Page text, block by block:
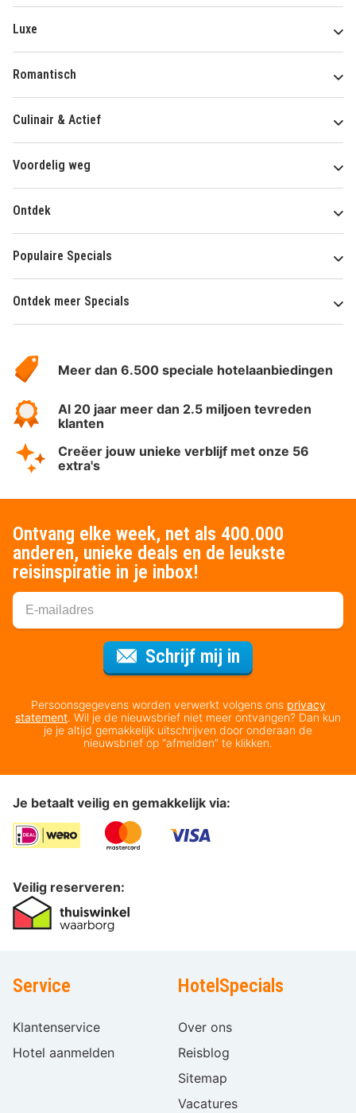
Luxe
Romantisch
Culinair & Actief
Voordelig weg
Ontdek
Populaire Specials
Ontdek meer Specials
HotelSpecials
Meer dan 6.500 speciale hotelaanbiedingen
Al 20 jaar meer dan 2.5 miljoen tevreden
klanten
Creëer jouw unieke verblijf met onze 56
extra's
Ontvang elke week, net als 400.000
anderen, unieke deals en de leukste
reisinspiratie in je inbox!
Schrijf mij in
Persoonsgegevens worden verwerkt volgens ons privacy
statement. Wil je de nieuwsbrief niet meer ontvangen? Dan kun
je je altijd gemakkelijk uitschrijven door onderaan de
nieuwsbrief op “afmelden” te klikken.
Je betaalt veilig en gemakkelijk via:
Veilig reserveren:
Service
Klantenservice
Hotel aanmelden
HotelSpecials
Over ons
Reisblog
Sitemap
Vacatures